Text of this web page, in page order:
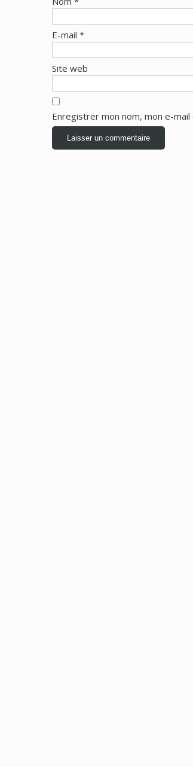
E-mail *
Site web
Enregistrer mon nom, mon e-